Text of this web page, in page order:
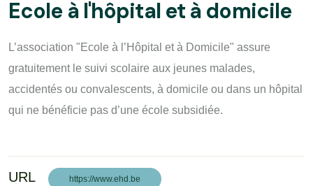
Ecole à l'hôpital et à domicile
L’association "Ecole à l’Hôpital et à Domicile" assure
gratuitement le suivi scolaire aux jeunes malades,
accidentés ou convalescents, à domicile ou dans un hôpital
qui ne bénéficie pas d’une école subsidiée.
URL https://www.ehd.be